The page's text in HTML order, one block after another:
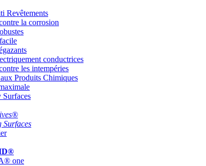
Revêtements
la corrosion
conductrices
les intempéries
Produits Chimiques
Surfaces
one